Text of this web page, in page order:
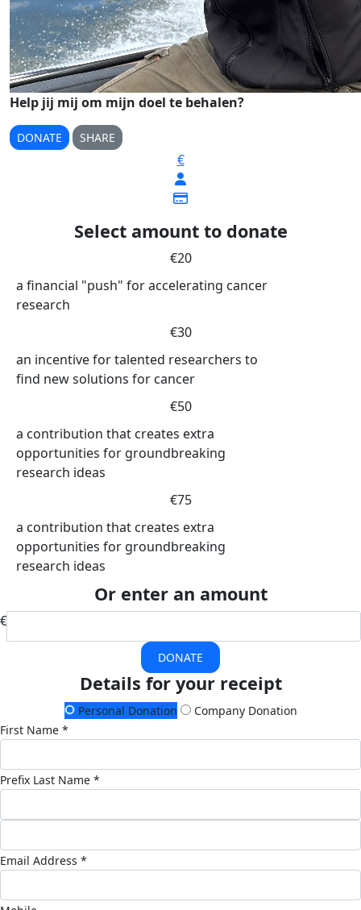
Help jij mij om mijn doel te behalen?
DONATE SHARE
€
Select amount to donate
€20
a financial "push" for accelerating cancer
research
€30
an incentive for talented researchers to
find new solutions for cancer
€50
a contribution that creates extra
opportunities for groundbreaking
research ideas
€75
a contribution that creates extra
opportunities for groundbreaking
research ideas
Or enter an amount
€
DONATE
Details for your receipt
Personal Donation
Company Donation
First Name *
Prefix Last Name *
Email Address *